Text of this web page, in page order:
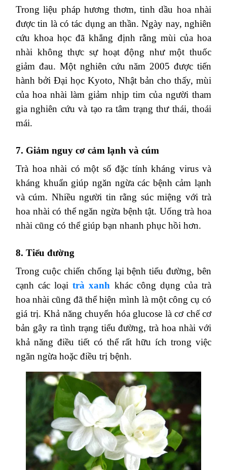
Trong liệu pháp hương thơm, tinh dầu hoa nhài
được tin là có tác dụng an thần. Ngày nay, nghiên
cứu khoa học đã khẳng định rằng mùi của hoa
nhài không thực sự hoạt động như một thuốc
giảm đau. Một nghiên cứu năm 2005 được tiến
hành bởi Đại học Kyoto, Nhật bản cho thấy, mùi
của hoa nhài làm giảm nhịp tim của người tham
gia nghiên cứu và tạo ra tâm trạng thư thái, thoái
mái.
7. Giảm nguy cơ cảm lạnh và cúm
Trà hoa nhài có một số đặc tính kháng virus và
kháng khuẩn giúp ngăn ngừa các bệnh cảm lạnh
và cúm. Nhiều người tin rằng súc miệng với trà
hoa nhài có thể ngăn ngừa bệnh tật. Uống trà hoa
nhài cũng có thể giúp bạn nhanh phục hồi hơn.
8. Tiểu đường
Trong cuộc chiến chống lại bệnh tiểu đường, bên
cạnh các loạitrà xanh khác công dụng của trà
hoa nhài cũng đã thể hiện mình là một công cụ có
giá trị. Khả năng chuyển hóa glucose là cơ chế cơ
bản gây ra tình trạng tiểu đường, trà hoa nhài với
khả năng điều tiết có thể rất hữu ích trong việc
ngăn ngừa hoặc điều trị bệnh.